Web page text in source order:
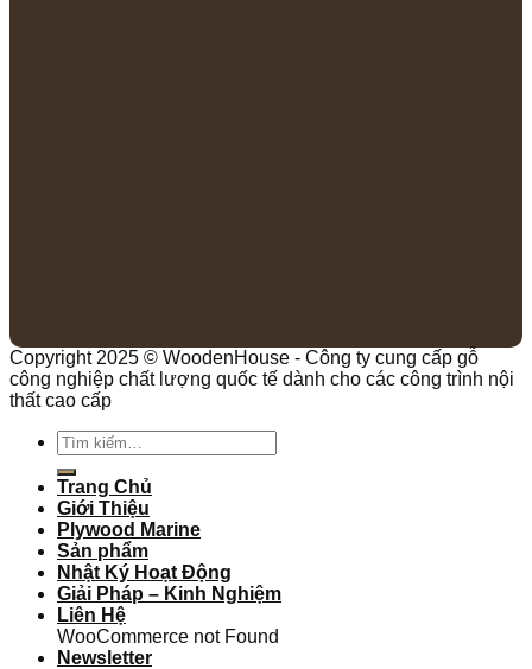
Copyright 2025 © WoodenHouse - Công ty cung cấp gỗ
công nghiệp chất lượng quốc tế dành cho các công trình nội
thất cao cấp
Trang Chủ
Giới Thiệu
Plywood Marine
Sản phẩm
Nhật Ký Hoạt Động
Giải Pháp – Kinh Nghiệm
Liên Hệ
WooCommerce not Found
Newsletter